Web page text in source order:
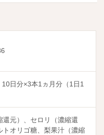
日分×3本1ヵ月分（1日1
還元）、セロリ（濃縮還
トオリゴ糖、梨果汁（濃縮